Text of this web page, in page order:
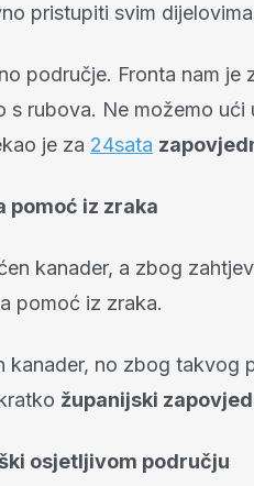
pristupiti svim
područje. Fronta nam je
s rubova. Ne možemo
je za 24sata
pomoć iz zraka
kanader, a zbog
pomoć iz zraka.
kanader, no zbog takvog
županijski
osjetljivom području